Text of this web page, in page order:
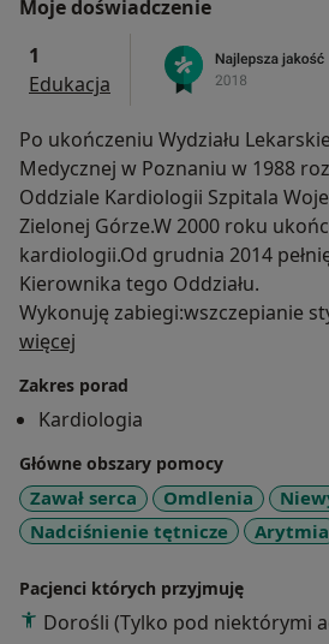
Moje doświadczenie
1
Edukacja
Po ukończeniu Wydziału
Medycznej w Poznaniu w 1988
Oddziale Kardiologii Szpitala
Zielonej Górze.W 2000 roku
kardiologii.Od grudnia 2014
Kierownika tego Oddziału.
Wykonuję zabiegi:wszczepianie
1994roku), kardiowerterów
resynchronizujących (od
rytmu serca (od 2006 roku).
więcej
Zakres porad
Kardiologia
Główne obszary pomocy
Zawał serca Omdlenia
Nadciśnienie tętnicze
Arytmia
Pacjenci których przyjmuję
Dorośli (Tylko pod niektórymi